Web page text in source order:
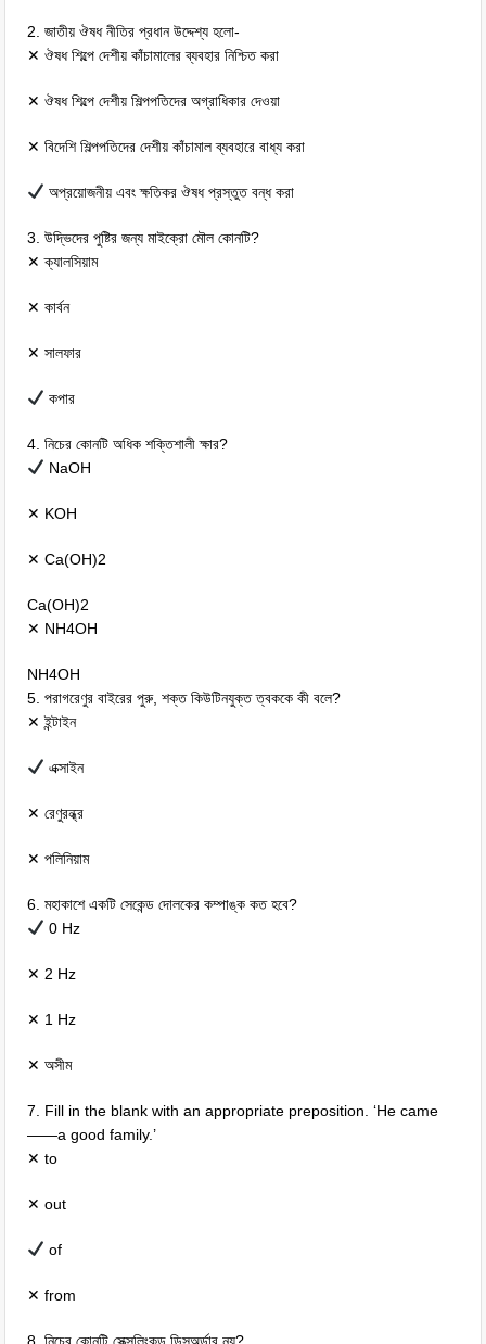
2. জাতীয় ঔষধ নীতির প্রধান উদ্দেশ্য হলো-
✕ ঔষধ শিল্পে দেশীয় কাঁচামালের ব্যবহার নিশ্চিত করা
✕ ঔষধ শিল্পে দেশীয় শিল্পপতিদের অগ্রাধিকার দেওয়া
✕ বিদেশি শিল্পপতিদের দেশীয় কাঁচামাল ব্যবহারে বাধ্য করা
অপ্রয়োজনীয় এবং ক্ষতিকর ঔষধ প্রস্তুত বন্ধ করা
3. উদ্ভিদের পুষ্টির জন্য মাইক্রো মৌল কোনটি?
✕ ক্যালসিয়াম
✕ কার্বন
✕ সালফার
কপার
4. নিচের কোনটি অধিক শক্তিশালী ক্ষার?
NaOH
✕ KOH
✕ Ca(OH)2
Ca(OH)2
✕ NH4OH
NH4OH
5. পরাগরেণুর বাইরের পুরু, শক্ত কিউটিনযুক্ত ত্বককে কী বলে?
✕ ইন্টাইন
এক্সাইন
✕ রেণুরন্ধ্র
✕ পলিনিয়াম
6. মহাকাশে একটি সেকেন্ড দোলকের কম্পাঙ্ক কত হবে?
0 Hz
✕ 2 Hz
✕ 1 Hz
✕ অসীম
7. Fill in the blank with an appropriate preposition. ‘He came
——a good family.’
✕ to
✕ out
of
✕ from